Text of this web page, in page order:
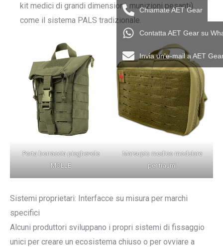
kit medici di grandi dimensioni, munizioni pesanti)
come il sistema PALS tradizionale.
Porta borraccia pieghevole
MOLLE
Marsupio medico modulare
per traumi
Sistemi proprietari: Interfacce su misura per marchi
specifici
Alcuni produttori sviluppano i propri sistemi di fissaggio
unici per creare un ecosistema chiuso o per ovviare a
Chiamate AET Gear
Contatta AET Gear su
Invia un'e-mail a AET